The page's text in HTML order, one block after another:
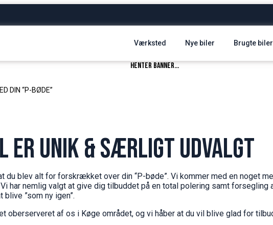
Værksted Nye biler Brugte biler
henter banner...
DIN “P-BØDE”
er unik & særligt udvalgt
du blev alt for forskrækket over din “P-bøde”. Vi kommer med en noget
har nemlig valgt at give dig tilbuddet på en total polering samt forsegling
”som ny igen”.
oberserveret af os i Køge området, og vi håber at du vil blive glad for